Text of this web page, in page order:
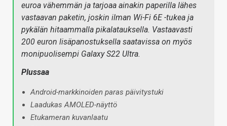
euroa vähemmän ja tarjoaa ainakin paperilla lähes
vastaavan paketin, joskin ilman Wi-Fi 6E -tukea ja
pykälän hitaammalla pikalatauksella. Vastaavasti
200 euron lisäpanostuksella saatavissa on myös
monipuolisempi Galaxy S22 Ultra.
Plussaa
Android-markkinoiden paras päivitystuki
Laadukas AMOLED-näyttö
Etukameran kuvanlaatu